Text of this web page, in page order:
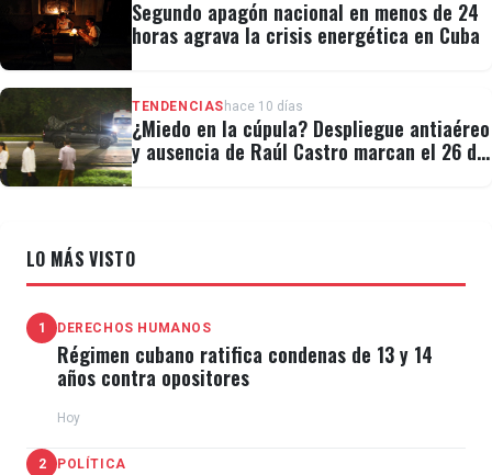
Segundo apagón nacional en menos de 24
horas agrava la crisis energética en Cuba
TENDENCIAS hace 10 días
¿Miedo en la cúpula? Despliegue antiaéreo
y ausencia de Raúl Castro marcan el 26 de
LO MÁS VISTO
1 DERECHOS HUMANOS
Régimen cubano ratifica condenas de 13 y 14
años contra opositores
Hoy
2 POLÍTICA